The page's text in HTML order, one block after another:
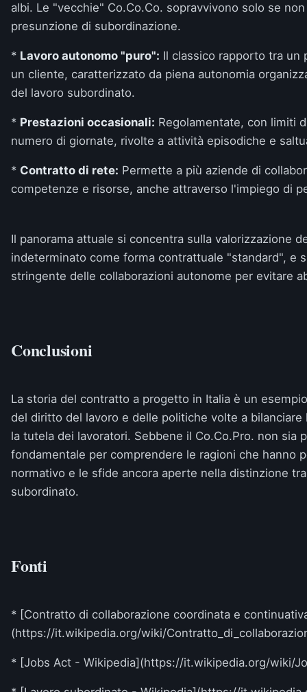
albi. Le "vecchie" Co.Co.Co. sopravvivono solo se
presunzione di subordinazione.
* Lavoro autonomo "puro": Il classico rapporto tra un
un cliente, caratterizzato da piena autonomia
del lavoro subordinato.
* Prestazioni occasionali: Regolamentate, con limiti
numero di giornate, rivolte a attività episodiche e
* Contratto di rete: Permette a più aziende di
competenze e risorse, anche attraverso l'impiego di
Il panorama attuale si concentra sulla valorizzazione
indeterminato come forma contrattuale "standard", e
stringente delle collaborazioni autonome per evitare
Conclusioni
La storia del contratto a progetto in Italia è un
del diritto del lavoro e delle politiche volte a
la tutela dei lavoratori. Sebbene il Co.Co.Pro. non sia
fondamentale per comprendere le ragioni che hanno
normativo e le sfide ancora aperte nella distinzione
subordinato.
Fonti
* [Contratto di collaborazione coordinata e
(https://it.wikipedia.org/wiki/
* [Jobs Act - Wikipedia](https://it.wikipedia.org/wiki/